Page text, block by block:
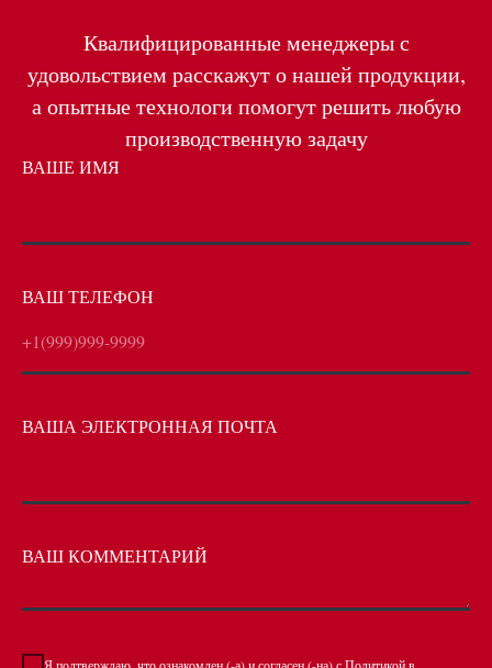
Квалифицированные менеджеры с
удовольствием расскажут о нашей продукции,
а опытные технологи помогут решить любую
производственную задачу
ВАШЕ ИМЯ
ВАШ ТЕЛЕФОН
+1(999)999-9999
ВАША ЭЛЕКТРОННАЯ ПОЧТА
ВАШ КОММЕНТАРИЙ